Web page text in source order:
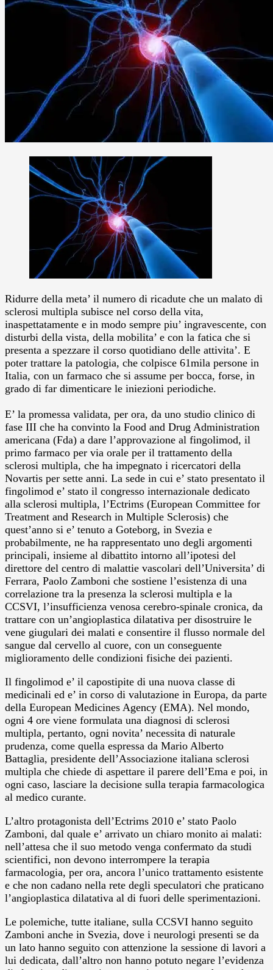
Ridurre della meta’ il numero di ricadute che un malato di
sclerosi multipla subisce nel corso della vita,
inaspettatamente e in modo sempre piu’ ingravescente, con
disturbi della vista, della mobilita’ e con la fatica che si
presenta a spezzare il corso quotidiano delle attivita’. E
poter trattare la patologia, che colpisce 61mila persone in
Italia, con un farmaco che si assume per bocca, forse, in
grado di far dimenticare le iniezioni periodiche.
E’ la promessa validata, per ora, da uno studio clinico di
fase III che ha convinto la Food and Drug Administration
americana (Fda) a dare l’approvazione al fingolimod, il
primo farmaco per via orale per il trattamento della
sclerosi multipla, che ha impegnato i ricercatori della
Novartis per sette anni. La sede in cui e’ stato presentato il
fingolimod e’ stato il congresso internazionale dedicato
alla sclerosi multipla, l’Ectrims (European Committee for
Treatment and Research in Multiple Sclerosis) che
quest’anno si e’ tenuto a Goteborg, in Svezia e
probabilmente, ne ha rappresentato uno degli argomenti
principali, insieme al dibattito intorno all’ipotesi del
direttore del centro di malattie vascolari dell’Universita’ di
Ferrara, Paolo Zamboni che sostiene l’esistenza di una
correlazione tra la presenza la sclerosi multipla e la
CCSVI, l’insufficienza venosa cerebro-spinale cronica, da
trattare con un’angioplastica dilatativa per disostruire le
vene giugulari dei malati e consentire il flusso normale del
sangue dal cervello al cuore, con un conseguente
miglioramento delle condizioni fisiche dei pazienti.
Il fingolimod e’ il capostipite di una nuova classe di
medicinali ed e’ in corso di valutazione in Europa, da parte
della European Medicines Agency (EMA). Nel mondo,
ogni 4 ore viene formulata una diagnosi di sclerosi
multipla, pertanto, ogni novita’ necessita di naturale
prudenza, come quella espressa da Mario Alberto
Battaglia, presidente dell’Associazione italiana sclerosi
multipla che chiede di aspettare il parere dell’Ema e poi, in
ogni caso, lasciare la decisione sulla terapia farmacologica
al medico curante.
L’altro protagonista dell’Ectrims 2010 e’ stato Paolo
Zamboni, dal quale e’ arrivato un chiaro monito ai malati:
nell’attesa che il suo metodo venga confermato da studi
scientifici, non devono interrompere la terapia
farmacologia, per ora, ancora l’unico trattamento esistente
e che non cadano nella rete degli speculatori che praticano
l’angioplastica dilatativa al di fuori delle sperimentazioni.
Le polemiche, tutte italiane, sulla CCSVI hanno seguito
Zamboni anche in Svezia, dove i neurologi presenti se da
un lato hanno seguito con attenzione la sessione di lavori a
lui dedicata, dall’altro non hanno potuto negare l’evidenza